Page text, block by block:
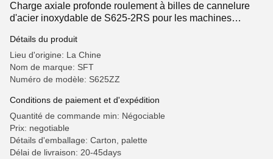
Charge axiale profonde roulement à billes de cannelure
d'acier inoxydable de S625-2RS pour les machines
Détails du produit
Lieu d'origine: La Chine
Nom de marque: SFT
Numéro de modèle: S625ZZ
Conditions de paiement et d'expédition
Quantité de commande min: Négociable
Prix: negotiable
Détails d'emballage: Carton, palette
Délai de livraison: 20-45days